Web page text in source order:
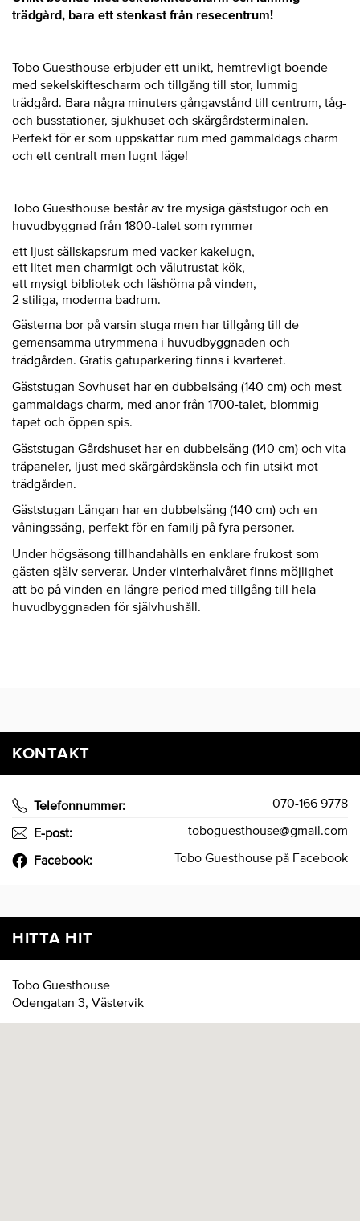
trädgård, bara ett stenkast från resecentrum!
Tobo Guesthouse erbjuder ett unikt, hemtrevligt boende
med sekelskiftescharm och tillgång till stor, lummig
trädgård. Bara några minuters gångavstånd till centrum, tåg-
och busstationer, sjukhuset och skärgårdsterminalen.
Perfekt för er som uppskattar rum med gammaldags charm
och ett centralt men lugnt läge!
Tobo Guesthouse består av tre mysiga gäststugor och en
huvudbyggnad från 1800-talet som rymmer
ett ljust sällskapsrum med vacker kakelugn,
ett litet men charmigt och välutrustat kök,
ett mysigt bibliotek och läshörna på vinden,
2 stiliga, moderna badrum.
Gästerna bor på varsin stuga men har tillgång till de
gemensamma utrymmena i huvudbyggnaden och
trädgården. Gratis gatuparkering finns i kvarteret.
Gäststugan Sovhuset har en dubbelsäng (140 cm) och mest
gammaldags charm, med anor från 1700-talet, blommig
tapet och öppen spis.
Gäststugan Gårdshuset har en dubbelsäng (140 cm) och vita
träpaneler, ljust med skärgårdskänsla och fin utsikt mot
trädgården.
Gäststugan Längan har en dubbelsäng (140 cm) och en
våningssäng, perfekt för en familj på fyra personer.
Under högsäsong tillhandahålls en enklare frukost som
gästen själv serverar. Under vinterhalvåret finns möjlighet
att bo på vinden en längre period med tillgång till hela
huvudbyggnaden för självhushåll.
KONTAKT
Telefonnummer: 070-166 9778
E-post: toboguesthouse@gmail.com
Facebook: Tobo Guesthouse på Facebook
HITTA HIT
Tobo Guesthouse
Odengatan 3, Västervik